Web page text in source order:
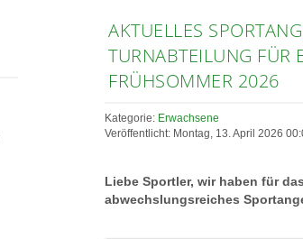
AKTUELLES
TURNABTEILUNG FÜR
FRÜHSOMMER 2026
Kategorie: Erwachsene
Veröffentlicht: Montag, 13. April 2026
Liebe Sportler, wir haben für
abwechslungsreiches